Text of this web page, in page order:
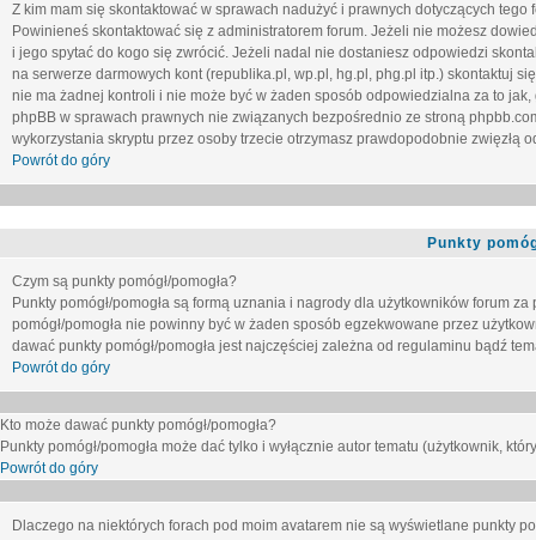
Z kim mam się skontaktować w sprawach nadużyć i prawnych dotyczących tego
Powinieneś skontaktować się z administratorem forum. Jeżeli nie możesz
i jego spytać do kogo się zwrócić. Jeżeli nadal nie dostaniesz odpowiedzi
na serwerze darmowych kont (republika.pl, wp.pl, hg.pl, phg.pl itp.) skontaktuj
nie ma żadnej kontroli i nie może być w żaden sposób odpowiedzialna za to
phpBB w sprawach prawnych nie związanych bezpośrednio ze stroną
wykorzystania skryptu przez osoby trzecie otrzymasz prawdopodobnie zwięzłą
Powrót do góry
Punkty
Czym są punkty pomógł/pomogła?
Punkty pomógł/pomogła są formą uznania i nagrody dla użytkowników forum
pomógł/pomogła nie powinny być w żaden sposób egzekwowane przez
dawać punkty pomógł/pomogła jest najczęściej zależna od regulaminu bądź
Powrót do góry
Kto może dawać punkty pomógł/pomogła?
Punkty pomógł/pomogła może dać tylko i wyłącznie autor tematu (użytkownik,
Powrót do góry
Dlaczego na niektórych forach pod moim avatarem nie są wyświetlane punkty